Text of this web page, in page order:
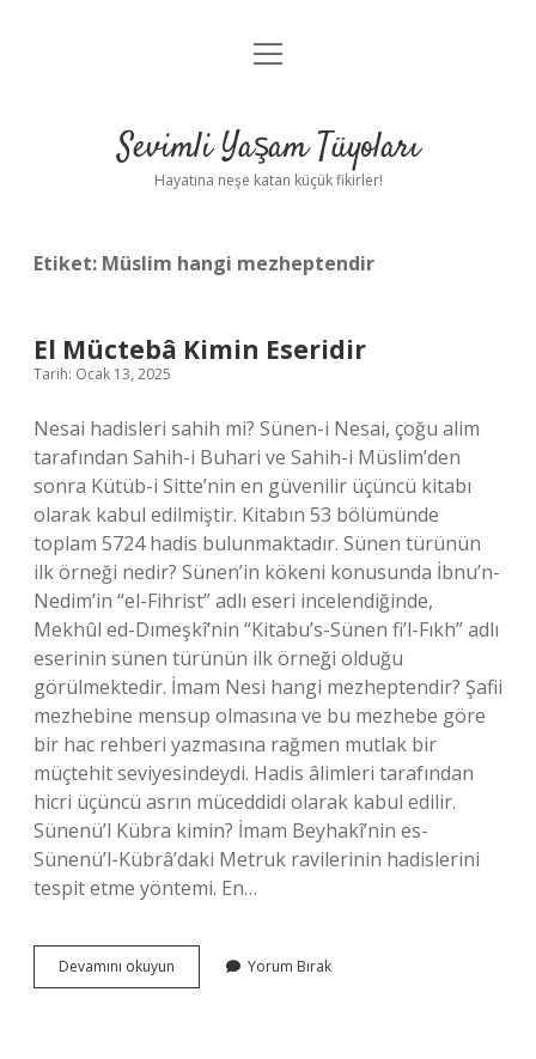
Anasayfa
Yasal Uyarı
menüyü
Sevimli Yaşam Tüyoları
Hayatına neşe katan küçük fikirler!
Etiket: Müslim hangi mezheptendir
El Müctebâ Kimin Eseridir
Tarih: Ocak 13, 2025
Nesai hadisleri sahih mi? Sünen-i Nesai, çoğu alim
tarafından Sahih-i Buhari ve Sahih-i Müslim’den
sonra Kütüb-i Sitte’nin en güvenilir üçüncü kitabı
olarak kabul edilmiştir. Kitabın 53 bölümünde
toplam 5724 hadis bulunmaktadır. Sünen türünün
ilk örneği nedir? Sünen’in kökeni konusunda İbnu’n-
Nedim’in “el-Fihrist” adlı eseri incelendiğinde,
Mekhûl ed-Dımeşkî’nin “Kitabu’s-Sünen fi’l-Fıkh” adlı
eserinin sünen türünün ilk örneği olduğu
görülmektedir. İmam Nesi hangi mezheptendir? Şafii
mezhebine mensup olmasına ve bu mezhebe göre
bir hac rehberi yazmasına rağmen mutlak bir
müçtehit seviyesindeydi. Hadis âlimleri tarafından
hicri üçüncü asrın müceddidi olarak kabul edilir.
Sünenü’l Kübra kimin? İmam Beyhakî’nin es-
Sünenü’l-Kübrâ’daki Metruk ravilerinin hadislerini
tespit etme yöntemi. En…
Devamını okuyun
Müctebâ
Yorum Bırak